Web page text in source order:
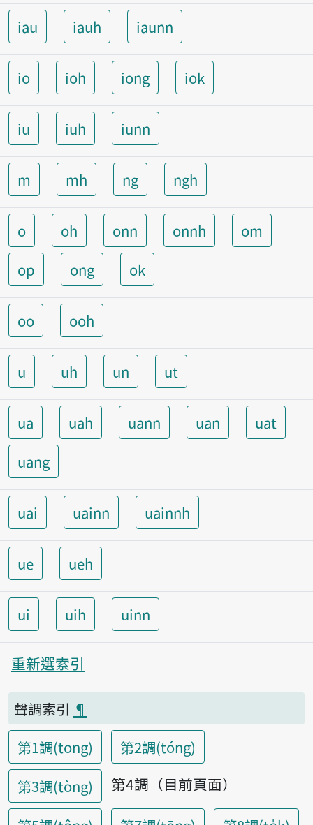
iau iauh iaunn
io ioh iong iok
iu iuh iunn
m mh ng ngh
o oh onn onnh
om
op
ong ok
oo ooh
u uh un ut
ua uah uann uan
uat
uang
uai uainn uainnh
ue ueh
ui uih uinn
重新選索引
聲調索引 ¶
第1調(tong)
第2調(tóng)
第3調(tòng)
第4調（目前頁面）